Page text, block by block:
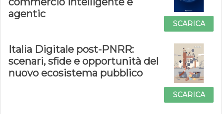
agentic
SCARICA
Italia Digitale post-PNRR:
scenari, sfide e opportunità del
nuovo ecosistema pubblico
SCARICA